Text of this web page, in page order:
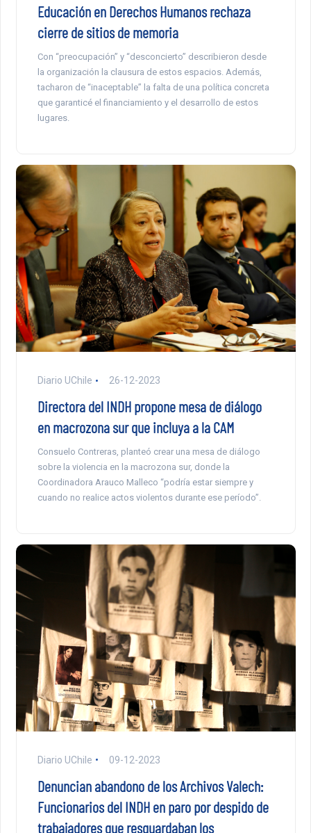
Educación en Derechos Humanos rechaza
cierre de sitios de memoria
Con “preocupación” y “desconcierto” describieron desde
la organización la clausura de estos espacios. Además,
tacharon de “inaceptable” la falta de una política concreta
que garanticé el financiamiento y el desarrollo de estos
lugares.
Diario UChile 26-12-2023
Directora del INDH propone mesa de diálogo
en macrozona sur que incluya a la CAM
Consuelo Contreras, planteó crear una mesa de diálogo
sobre la violencia en la macrozona sur, donde la
Coordinadora Arauco Malleco “podría estar siempre y
cuando no realice actos violentos durante ese período”.
Diario UChile 09-12-2023
Denuncian abandono de los Archivos Valech:
Funcionarios del INDH en paro por despido de
trabajadores que resguardaban los